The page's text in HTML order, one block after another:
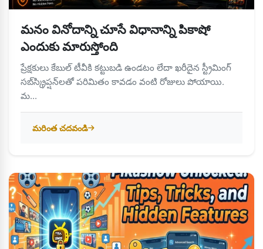
మనం వినోదాన్ని చూసే విధానాన్ని పికాషో
ఎందుకు మారుస్తోంది
ప్రేక్షకులు కేబుల్ టీవీకి కట్టుబడి ఉండటం లేదా ఖరీదైన స్ట్రీమింగ్
సబ్‌స్క్రిప్షన్‌లతో పరిమితం కావడం వంటి రోజులు పోయాయి.
మ...
మరింత చదవండి